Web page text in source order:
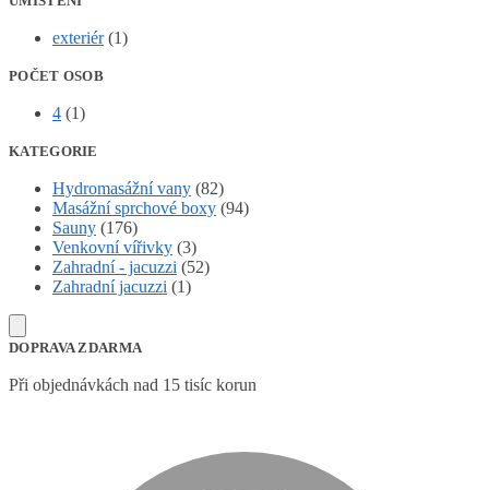
exteriér (1)
POČET OSOB
4 (1)
KATEGORIE
Hydromasážní vany (82)
Masážní sprchové boxy (94)
Sauny (176)
Venkovní vířivky (3)
Zahradní - jacuzzi (52)
Zahradní jacuzzi (1)
DOPRAVA ZDARMA
Při objednávkách nad 15 tisíc korun